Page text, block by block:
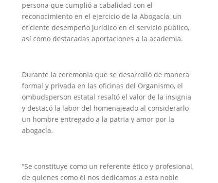
persona que cumplió a cabalidad con el
reconocimiento en el ejercicio de la Abogacía, un
eficiente desempeño jurídico en el servicio público,
así como destacadas aportaciones a la academia.
Durante la ceremonia que se desarrolló de manera
formal y privada en las oficinas del Organismo, el
ombudsperson estatal resaltó el valor de la insignia
y destacó la labor del homenajeado al considerarlo
un hombre entregado a la patria y amor por la
abogacía.
“Se constituye como un referente ético y profesional,
de quienes como él nos dedicamos a esta noble